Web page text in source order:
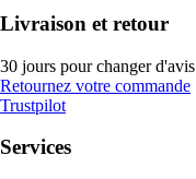
Livraison et retour
30 jours pour changer d'avis
Retournez votre commande
Trustpilot
Services